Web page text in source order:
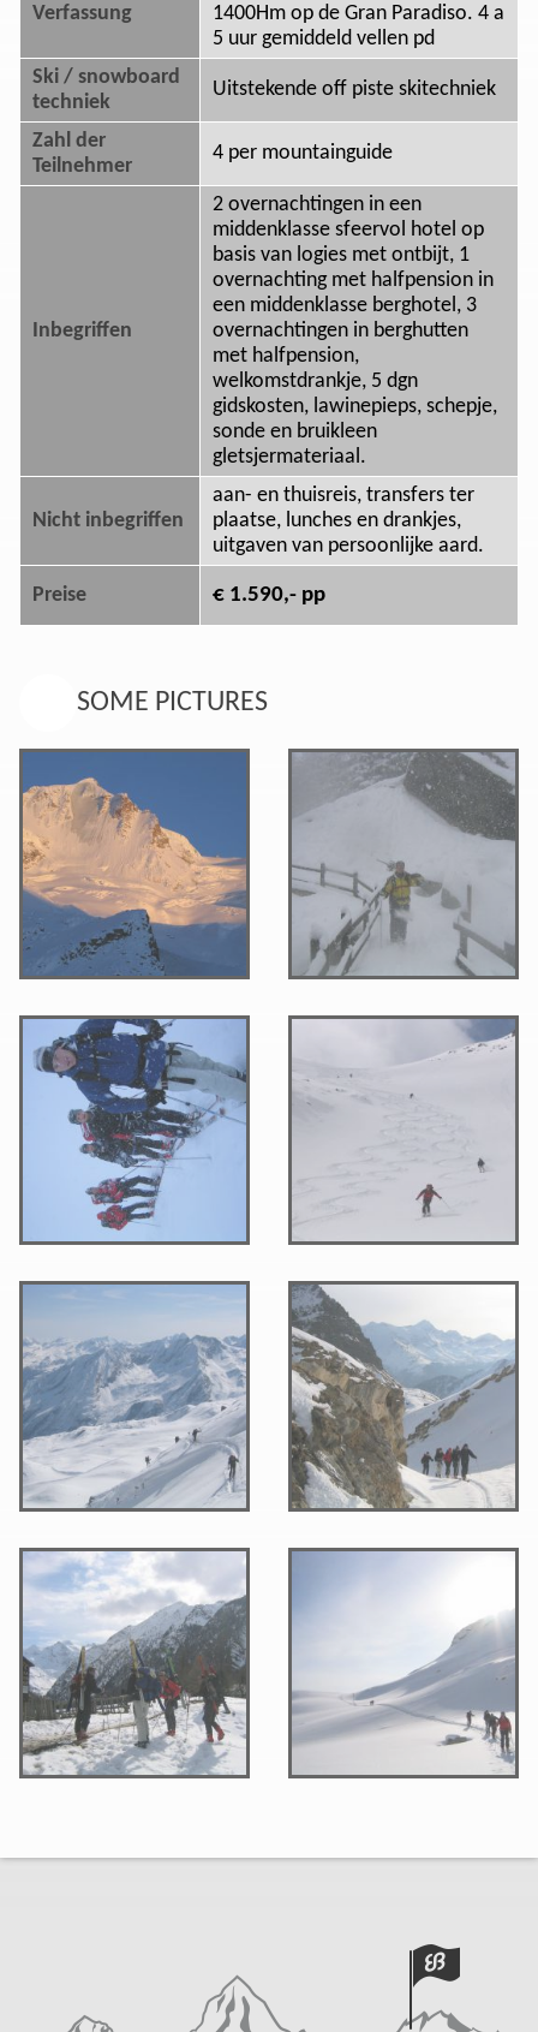
Verfassung
1400Hm op de Gran Paradiso. 4 a
5 uur gemiddeld vellen pd
Ski / snowboard
techniek
Uitstekende off piste skitechniek
Zahl der
Teilnehmer
4 per mountainguide
Inbegriffen
2 overnachtingen in een
middenklasse sfeervol hotel op
basis van logies met ontbijt, 1
overnachting met halfpension in
een middenklasse berghotel, 3
overnachtingen in berghutten
met halfpension,
welkomstdrankje, 5 dgn
gidskosten, lawinepieps, schepje,
sonde en bruikleen
gletsjermateriaal.
Nicht inbegriffen
aan- en thuisreis, transfers ter
plaatse, lunches en drankjes,
uitgaven van persoonlijke aard.
Preise € 1.590,- pp
SOME PICTURES